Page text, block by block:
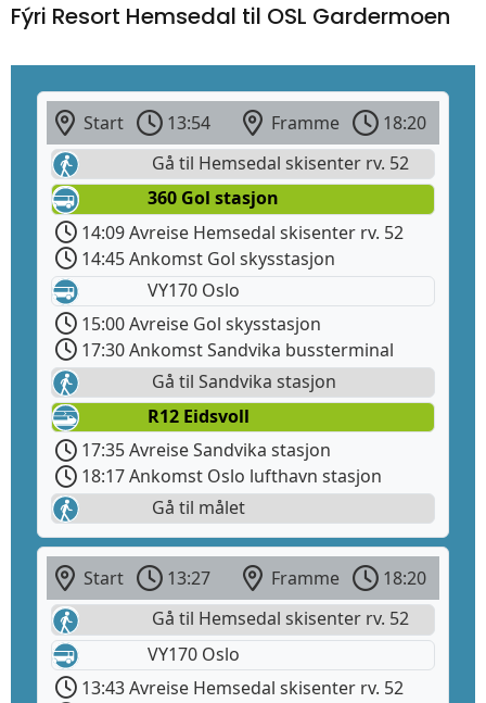
Fýri Resort Hemsedal til OSL Gardermoen
Start 13:54 Framme
18:20
Gå til Hemsedal skisenter rv. 52
360 Gol stasjon
14:09 Avreise Hemsedal skisenter rv. 52
14:45 Ankomst Gol skysstasjon
VY170 Oslo
15:00 Avreise Gol skysstasjon
17:30 Ankomst Sandvika bussterminal
Gå til Sandvika stasjon
R12 Eidsvoll
17:35 Avreise Sandvika stasjon
18:17 Ankomst Oslo lufthavn stasjon
Gå til målet
Start 13:27 Framme
18:20
Gå til Hemsedal skisenter rv. 52
VY170 Oslo
13:43 Avreise Hemsedal skisenter rv. 52